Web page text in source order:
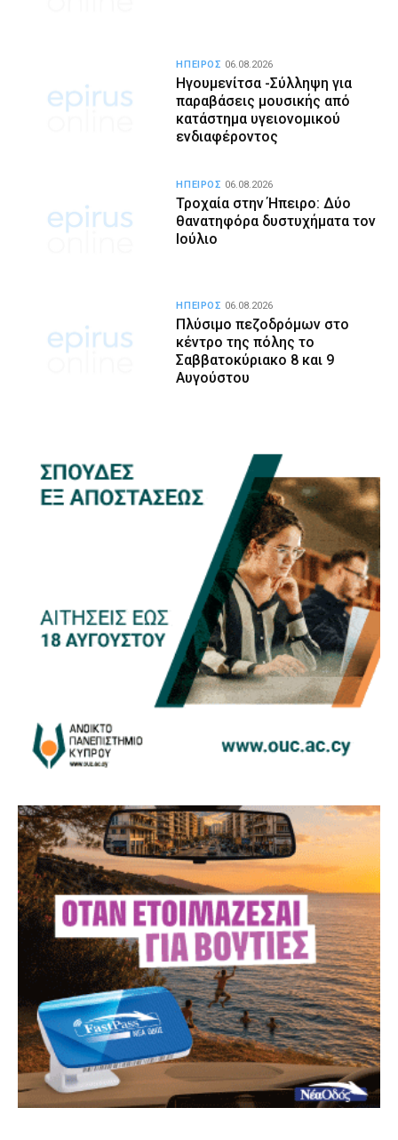
Ηγουμενίτσα -Σύλληψη για
παραβάσεις μουσικής από
κατάστημα υγειονομικού
ενδιαφέροντος
ΗΠΕΙΡΟΣ 06.08.2026
Τροχαία στην Ήπειρο: Δύο
θανατηφόρα δυστυχήματα τον
Ιούλιο
ΗΠΕΙΡΟΣ 06.08.2026
Πλύσιμο πεζοδρόμων στο
κέντρο της πόλης το
Σαββατοκύριακο 8 και 9
Αυγούστου
ΗΠΕΙΡΟΣ 06.08.2026